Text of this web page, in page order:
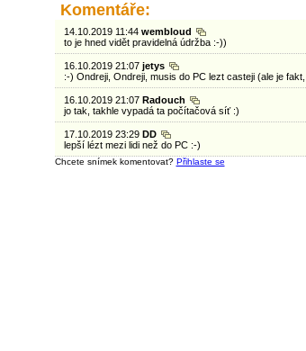
Komentáře:
14.10.2019 11:44 wembloud
to je hned vidět pravidelná údržba :-))
16.10.2019 21:07 jetys
:-) Ondreji, Ondreji, musis do PC lezt casteji (ale je
16.10.2019 21:07 Radouch
jo tak, takhle vypadá ta počítačová síť :)
17.10.2019 23:29 DD
lepší lézt mezi lidi než do PC :-)
Chcete snímek komentovat? Přihlaste se